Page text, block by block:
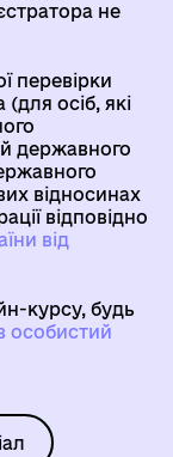
не
перевірки
осіб, які
державного
відносинах
відповідно
від
курсу, будь
особистий